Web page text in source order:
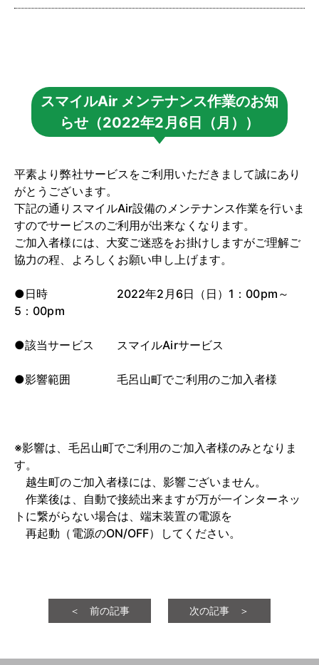
スマイルAir メンテナンス作業のお知
らせ（2022年2月6日（月））
平素より弊社サービスをご利用いただきまして誠にあり
がとうございます。
下記の通りスマイルAir設備のメンテナンス作業を行いま
すのでサービスのご利用が出来なくなります。
ご加入者様には、大変ご迷惑をお掛けしますがご理解ご
協力の程、よろしくお願い申し上げます。
●日時 2022年2月6日（日）1：00pm～
5：00pm
●該当サービス スマイルAirサービス
●影響範囲 毛呂山町でご利用のご加入者様
※影響は、毛呂山町でご利用のご加入者様のみとなりま
す。
越生町のご加入者様には、影響ございません。
作業後は、自動で接続出来ますが万が一インターネッ
トに繋がらない場合は、端末装置の電源を
再起動（電源のON/OFF）してください。
＜ 前の記事 次の記事 ＞